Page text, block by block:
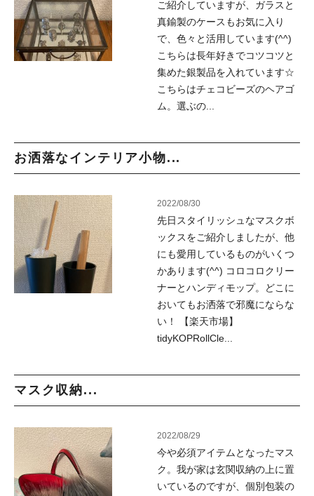
ご紹介していますが、ガラスと
真鍮製のケースもお気に入り
で、色々と活用しています(^^)
こちらは長年好きでコツコツと
集めた銀製品を入れています☆
こちらはチェコビーズのヘアゴ
ム。選ぶの...
お洒落なインテリア小物...
2022/08/30
先日スタイリッシュなマスクボ
ックスをご紹介しましたが、他
にも愛用しているものがいくつ
かあります(^^) コロコロクリー
ナーとハンディモップ。どこに
おいてもお洒落で邪魔にならな
い！ 【楽天市場】
tidyKOPRollCle...
マスク収納...
2022/08/29
今や必須アイテムとなったマス
ク。我が家は玄関収納の上に置
いているのですが、個別包装の